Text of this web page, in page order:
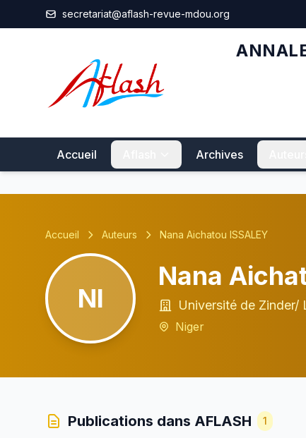
Aller au contenu principal
secretariat@aflash-revue-mdou.org
Accueil Archives
Accueil Auteurs Nana Aichatou ISSALEY
NI
Nana
Université de Zinder/
Niger
Publications dans AFLASH 1